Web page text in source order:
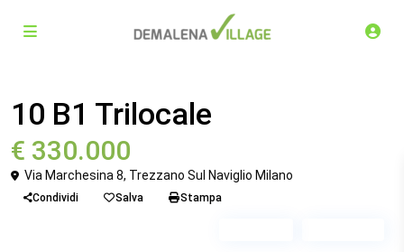
10 B1 Trilocale
€ 330.000
Via Marchesina 8, Trezzano Sul Naviglio Milano
Condividi Salva Stampa